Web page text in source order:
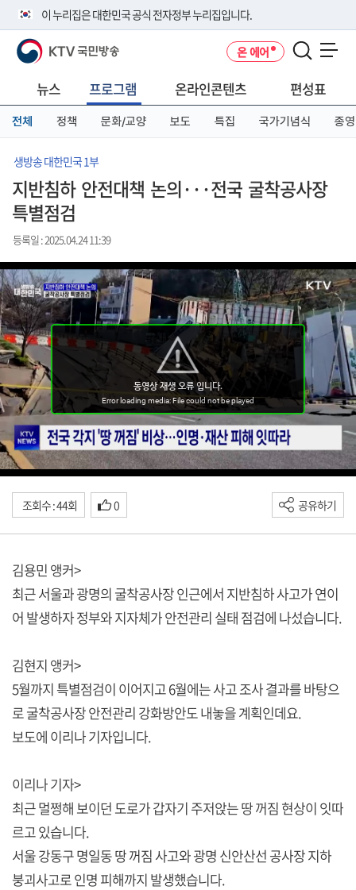
이 누리집은 대한민국 공식 전자정부 누리집입니다.
공식 누리집 주소 확인하기
니다.
이밖에 or.kr 또는 .kr등 다른 도메인 주소를 사용하고 있다면 아래 URL에
서 도메인 주소를 확인해 보세요
KTV 국민방송 온 에어
뉴스 프로그램 온라인콘텐츠 편성표
전체 정책 문화/교양 보도 특집 국가기념식 종영
생방송 대한민국 1부
지반침하 안전대책 논의···전국 굴착공사장
특별점검
등록일 : 2025.04.24 11:39
조회수 : 44회 0 공유하기
김용민 앵커>
최근 서울과 광명의 굴착공사장 인근에서 지반침하 사고가 연이
어 발생하자 정부와 지자체가 안전관리 실태 점검에 나섰습니다.
김현지 앵커>
5월까지 특별점검이 이어지고 6월에는 사고 조사 결과를 바탕으
로 굴착공사장 안전관리 강화방안도 내놓을 계획인데요.
보도에 이리나 기자입니다.
이리나 기자>
최근 멀쩡해 보이던 도로가 갑자기 주저앉는 땅 꺼짐 현상이 잇따
르고 있습니다.
서울 강동구 명일동 땅 꺼짐 사고와 광명 신안산선 공사장 지하
붕괴사고로 인명 피해까지 발생했습니다.